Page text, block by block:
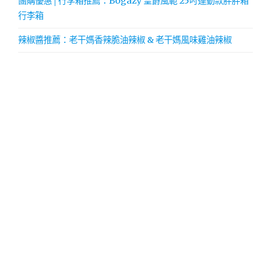
行李箱
辣椒醬推薦：老干媽香辣脆油辣椒 & 老干媽風味雞油辣椒